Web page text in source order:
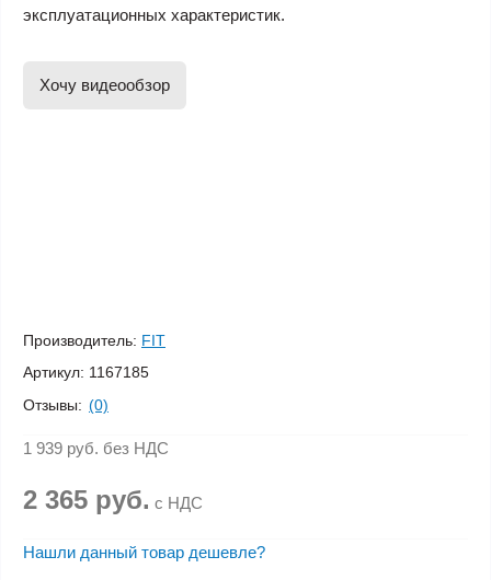
эксплуатационных характеристик.
Хочу видеообзор
Производитель: FIT
Артикул: 1167185
Отзывы: (0)
1 939 руб. без НДС
2 365 руб. с НДС
Нашли данный товар дешевле?